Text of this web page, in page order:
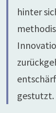
hinter
gestutzt.